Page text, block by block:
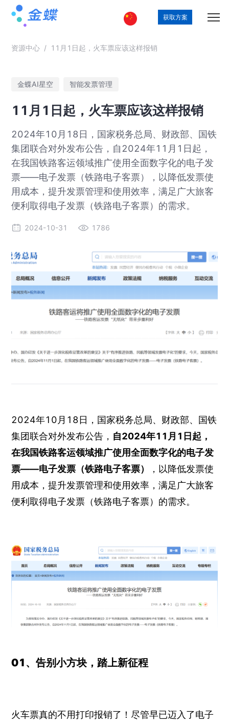
获取方案
资源中心 / 11月1日起，火车票应该这样报销
金蝶AI星空 智能发票管理
11月1日起，火车票应该这样报销
2024年10月18日，国家税务总局、财政部、国铁
集团联合对外发布公告，自2024年11月1日起，
在我国铁路客运领域推广使用全面数字化的电子发
票——电子发票（铁路电子客票），以降低发票使
用成本，提升发票管理和使用效率，满足广大旅客
便利取得电子发票（铁路电子客票）的需求。
2024-10-31 1786
2024年10月18日，国家税务总局、财政部、国铁
集团联合对外发布公告， 自2024年11月1日起，
在我国铁路客运领域推广使用全面数字化的电子发
票——电子发票（铁路电子客票）
，以降低发票使
用成本，提升发票管理和使用效率，满足广大旅客
便利取得电子发票（铁路电子客票）的需求。
01、告别小方块，踏上新征程
火车票真的不用打印报销了！尽管早已迈入了电子